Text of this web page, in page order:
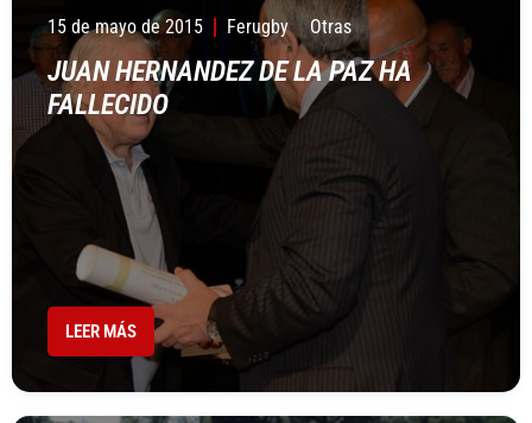
15 de mayo de 2015 Ferugby Otras
JUAN HERNANDEZ DE LA PAZ HA
FALLECIDO
LEER MÁS